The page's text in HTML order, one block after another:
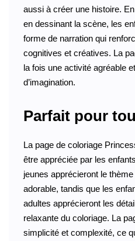
aussi à créer une histoire.
en dessinant la scène, les
forme de narration qui
cognitives et créatives. La
la fois une activité agréable
d’imagination.
Parfait pour
La page de coloriage
être appréciée par les
jeunes apprécieront le
adorable, tandis que les
adultes apprécieront les
relaxante du coloriage. La
simplicité et complexité, ce